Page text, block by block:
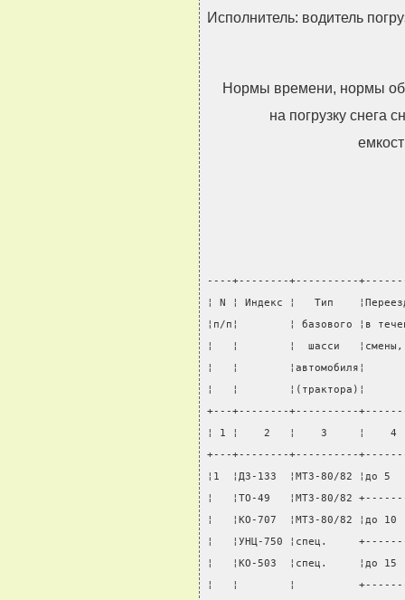
Исполнитель: водитель
Нормы времени, нормы
на погрузку снега
----+--------+----------
¦ N ¦ Индекс ¦   Тип
¦п/п¦        ¦ базового ¦в
¦   ¦        ¦  шасси   ¦смены,
¦   ¦        ¦автомобиля¦
¦   ¦        ¦(трактора)¦
+---+--------+----------
¦ 1 ¦    2   ¦    3     ¦
+---+--------+----------
¦1  ¦ДЗ-133  ¦МТЗ-80/82
¦   ¦ТО-49   ¦МТЗ-80/82
¦   ¦КО-707  ¦МТЗ-80/82 ¦до
¦   ¦УНЦ-750 ¦спец.
¦   ¦КО-503  ¦спец.     ¦до
¦   ¦        ¦